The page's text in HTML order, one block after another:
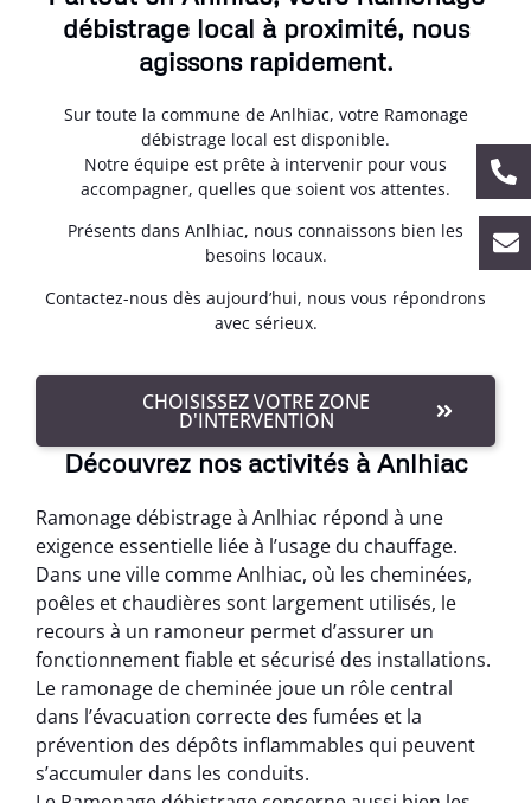
débistrage local à proximité, nous
agissons rapidement.
Sur toute la commune de Anlhiac, votre Ramonage
débistrage local est disponible.
Notre équipe est prête à intervenir pour vous
accompagner, quelles que soient vos attentes.
Présents dans Anlhiac, nous connaissons bien les
besoins locaux.
Contactez-nous dès aujourd’hui, nous vous répondrons
avec sérieux.
CHOISISSEZ VOTRE ZONE
D'INTERVENTION
Découvrez nos activités à Anlhiac
Ramonage débistrage à Anlhiac répond à une
exigence essentielle liée à l’usage du chauffage.
Dans une ville comme Anlhiac, où les cheminées,
poêles et chaudières sont largement utilisés, le
recours à un ramoneur permet d’assurer un
fonctionnement fiable et sécurisé des installations.
Le ramonage de cheminée joue un rôle central
dans l’évacuation correcte des fumées et la
prévention des dépôts inflammables qui peuvent
s’accumuler dans les conduits.